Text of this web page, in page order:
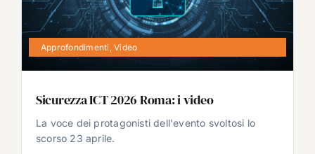
Approfondimenti ,Video
Sicurezza ICT 2026 Roma: i video
La voce dei protagonisti dell'evento svoltosi lo
scorso 23 aprile.